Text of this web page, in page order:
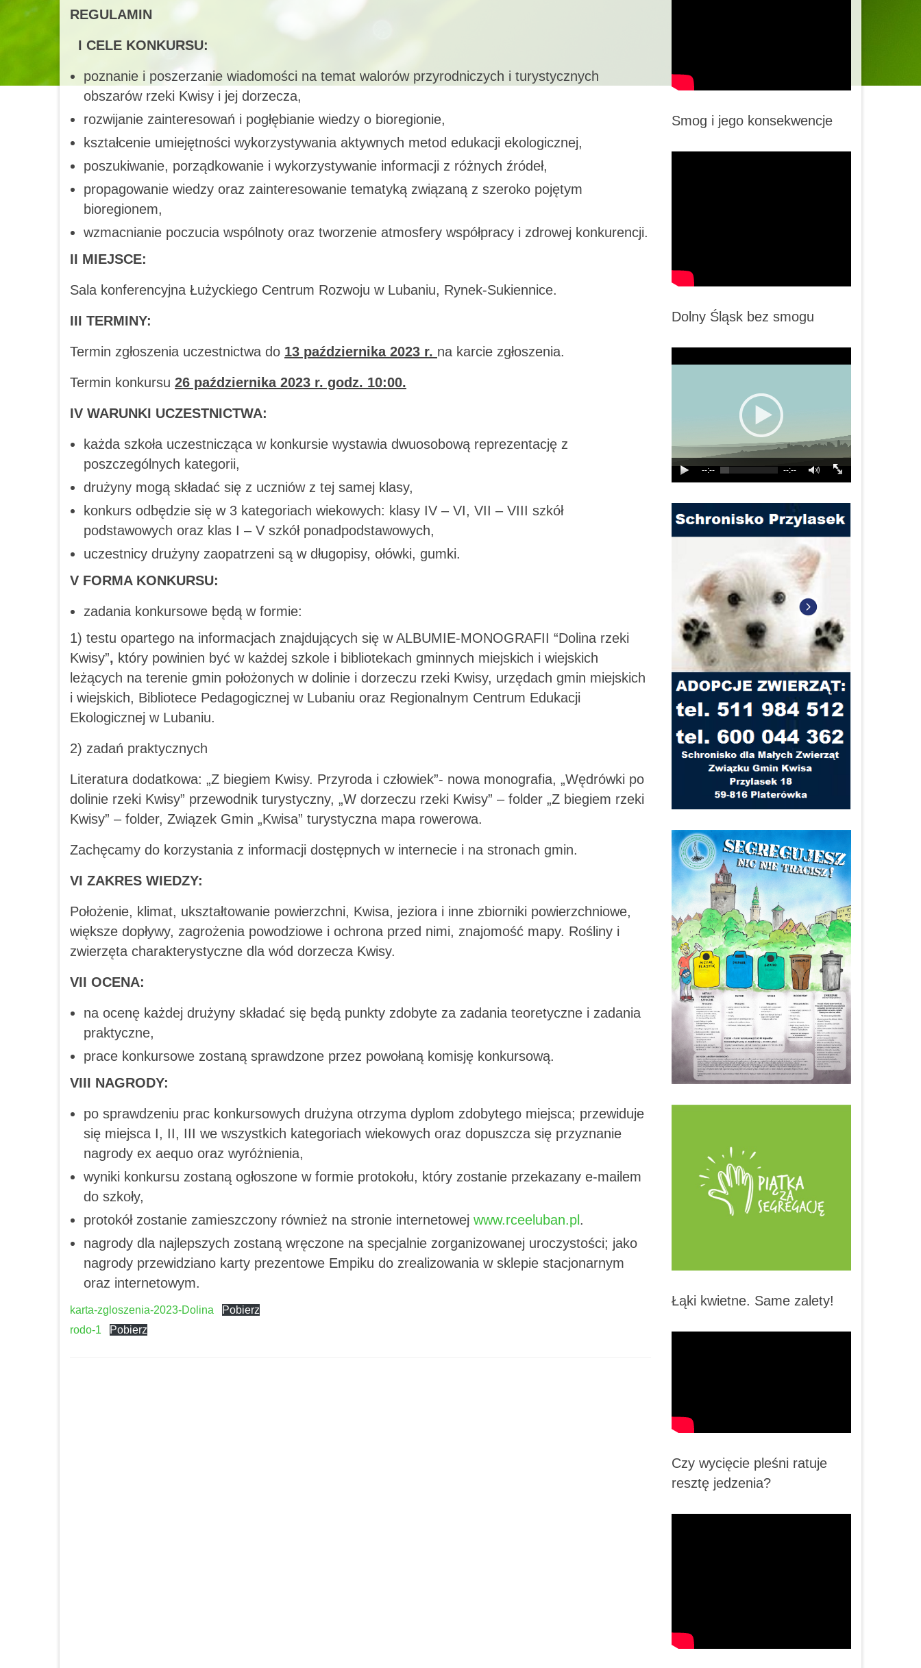
REGULAMIN
I CELE KONKURSU:
poznanie i poszerzanie wiadomości na temat walorów przyrodniczych i turystycznych
obszarów rzeki Kwisy i jej dorzecza,
rozwijanie zainteresowań i pogłębianie wiedzy o bioregionie,
kształcenie umiejętności wykorzystywania aktywnych metod edukacji ekologicznej,
poszukiwanie, porządkowanie i wykorzystywanie informacji z różnych źródeł,
propagowanie wiedzy oraz zainteresowanie tematyką związaną z szeroko pojętym
bioregionem,
wzmacnianie poczucia wspólnoty oraz tworzenie atmosfery współpracy i zdrowej konkurencji.
II MIEJSCE:
Sala konferencyjna Łużyckiego Centrum Rozwoju w Lubaniu, Rynek-Sukiennice.
III TERMINY:
Termin zgłoszenia uczestnictwa do 13 października 2023 r. na karcie zgłoszenia.
Termin konkursu 26 października 2023 r. godz. 10:00.
IV WARUNKI UCZESTNICTWA:
każda szkoła uczestnicząca w konkursie wystawia dwuosobową reprezentację z
poszczególnych kategorii,
drużyny mogą składać się z uczniów z tej samej klasy,
konkurs odbędzie się w 3 kategoriach wiekowych: klasy IV – VI, VII – VIII szkół
podstawowych oraz klas I – V szkół ponadpodstawowych,
uczestnicy drużyny zaopatrzeni są w długopisy, ołówki, gumki.
V FORMA KONKURSU:
zadania konkursowe będą w formie:
1) testu opartego na informacjach znajdujących się w ALBUMIE-MONOGRAFII “Dolina rzeki
Kwisy”, który powinien być w każdej szkole i bibliotekach gminnych miejskich i wiejskich
leżących na terenie gmin położonych w dolinie i dorzeczu rzeki Kwisy, urzędach gmin miejskich
i wiejskich, Bibliotece Pedagogicznej w Lubaniu oraz Regionalnym Centrum Edukacji
Ekologicznej w Lubaniu.
2) zadań praktycznych
Literatura dodatkowa: „Z biegiem Kwisy. Przyroda i człowiek”- nowa monografia, „Wędrówki po
dolinie rzeki Kwisy” przewodnik turystyczny, „W dorzeczu rzeki Kwisy” – folder „Z biegiem rzeki
Kwisy” – folder, Związek Gmin „Kwisa” turystyczna mapa rowerowa.
Zachęcamy do korzystania z informacji dostępnych w internecie i na stronach gmin.
VI ZAKRES WIEDZY:
Położenie, klimat, ukształtowanie powierzchni, Kwisa, jeziora i inne zbiorniki powierzchniowe,
większe dopływy, zagrożenia powodziowe i ochrona przed nimi, znajomość mapy. Rośliny i
zwierzęta charakterystyczne dla wód dorzecza Kwisy.
VII OCENA:
na ocenę każdej drużyny składać się będą punkty zdobyte za zadania teoretyczne i zadania
praktyczne,
prace konkursowe zostaną sprawdzone przez powołaną komisję konkursową.
VIII NAGRODY:
po sprawdzeniu prac konkursowych drużyna otrzyma dyplom zdobytego miejsca; przewiduje
się miejsca I, II, III we wszystkich kategoriach wiekowych oraz dopuszcza się przyznanie
nagrody ex aequo oraz wyróżnienia,
wyniki konkursu zostaną ogłoszone w formie protokołu, który zostanie przekazany e-mailem
do szkoły,
protokół zostanie zamieszczony również na stronie internetowej www.rceeluban.pl .
nagrody dla najlepszych zostaną wręczone na specjalnie zorganizowanej uroczystości; jako
nagrody przewidziano karty prezentowe Empiku do zrealizowania w sklepie stacjonarnym
oraz internetowym.
karta-zgloszenia-2023-Dolina
Pobierz
rodo-1
Pobierz
Smog i jego konsekwencje
Dolny Śląsk bez smogu
--:-- --:--
Łąki kwietne. Same zalety!
Czy wycięcie pleśni ratuje
resztę jedzenia?